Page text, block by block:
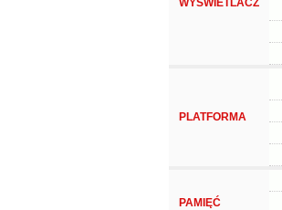
WYŚWIETLACZ
PLATFORMA
PAMIĘĆ